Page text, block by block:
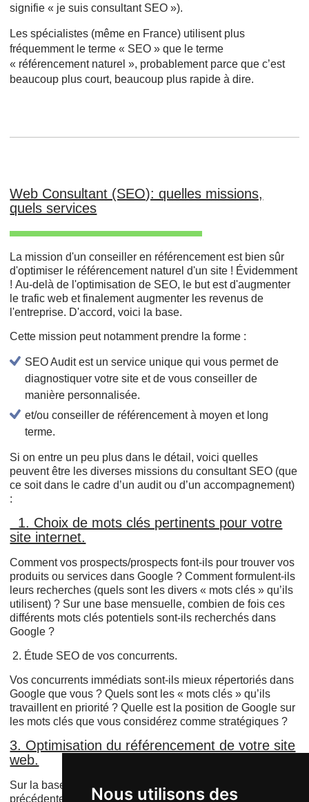
Nous utilisons des
signifie « je suis consultant SEO »).
Les spécialistes (même en France) utilisent plus
fréquemment le terme « SEO » que le terme
« référencement naturel », probablement parce que c’est
beaucoup plus court, beaucoup plus rapide à dire.
Web Consultant (SEO): quelles missions,
quels services
La mission d'un conseiller en référencement est bien sûr
d'optimiser le référencement naturel d'un site ! Évidemment
! Au-delà de l'optimisation de SEO, le but est d'augmenter
le trafic web et finalement augmenter les revenus de
l'entreprise. D'accord, voici la base.
Cette mission peut notamment prendre la forme :
SEO Audit est un service unique qui vous permet de
diagnostiquer votre site et de vous conseiller de
manière personnalisée.
et/ou conseiller de référencement à moyen et long
terme.
Si on entre un peu plus dans le détail, voici quelles
peuvent être les diverses missions du consultant SEO (que
ce soit dans le cadre d’un audit ou d’un accompagnement)
:
1. Choix de mots clés pertinents pour votre
site internet.
Comment vos prospects/prospects font-ils pour trouver vos
produits ou services dans Google ? Comment formulent-ils
leurs recherches (quels sont les divers « mots clés » qu’ils
utilisent) ? Sur une base mensuelle, combien de fois ces
différents mots clés potentiels sont-ils recherchés dans
Google ?
2. Étude SEO de vos concurrents.
Vos concurrents immédiats sont-ils mieux répertoriés dans
Google que vous ? Quels sont les « mots clés » qu’ils
travaillent en priorité ? Quelle est la position de Google sur
les mots clés que vous considérez comme stratégiques ?
3. Optimisation du référencement de votre site
web.
Sur la base des mots clés déterminés dans l'étape
précédente, est-il nécessaire d'optimiser les pages